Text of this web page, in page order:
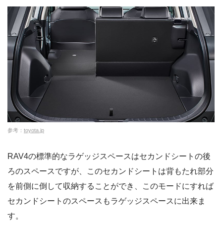
参考： toyota.jp
RAV4の標準的なラゲッジスペースはセカンドシートの後
ろのスペースですが、このセカンドシートは背もたれ部分
を前側に倒して収納することができ、このモードにすれば
セカンドシートのスペースもラゲッジスペースに出来ま
す。